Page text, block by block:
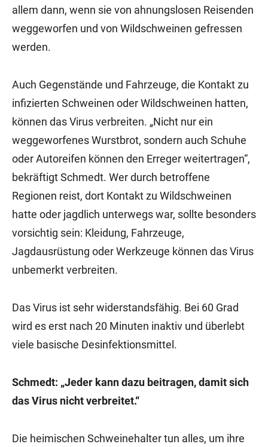
allem dann, wenn sie von ahnungslosen Reisenden
weggeworfen und von Wildschweinen gefressen
werden.
Auch Gegenstände und Fahrzeuge, die Kontakt zu
infizierten Schweinen oder Wildschweinen hatten,
können das Virus verbreiten. „Nicht nur ein
weggeworfenes Wurstbrot, sondern auch Schuhe
oder Autoreifen können den Erreger weitertragen“,
bekräftigt Schmedt. Wer durch betroffene
Regionen reist, dort Kontakt zu Wildschweinen
hatte oder jagdlich unterwegs war, sollte besonders
vorsichtig sein: Kleidung, Fahrzeuge,
Jagdausrüstung oder Werkzeuge können das Virus
unbemerkt verbreiten.
Das Virus ist sehr widerstandsfähig. Bei 60 Grad
wird es erst nach 20 Minuten inaktiv und überlebt
viele basische Desinfektionsmittel.
Schmedt: „Jeder kann dazu beitragen, damit sich
das Virus nicht verbreitet.“
Die heimischen Schweinehalter tun alles, um ihre